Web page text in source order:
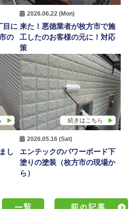
目に
の
2026.06.22 (Mon)
来た！悪徳業者が枚方市で施
工したのお客様の元に！対応
策
し
続きはこちら
2026.05.16 (Sat)
エンテックのパワーボード下
塗りの塗装（枚方市の現場か
ら）
一覧 前の記事